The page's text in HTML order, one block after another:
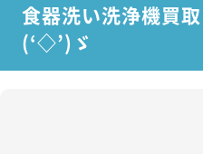
食器洗い洗浄機買
(‘◇’)ゞ